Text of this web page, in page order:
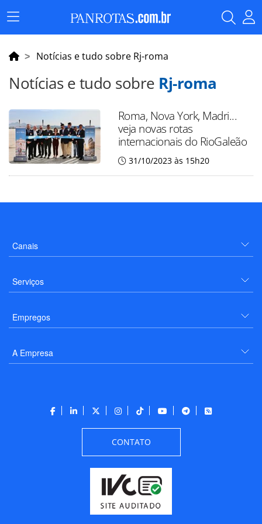
Menu
Principal
Notícias e tudo sobre Rj-roma
Notícias e tudo sobre Rj-roma
Roma, Nova York, Madri...
veja novas rotas
internacionais do RioGaleão
31/10/2023 às 15h20
Canais
Serviços
Empregos
A Empresa
CONTATO